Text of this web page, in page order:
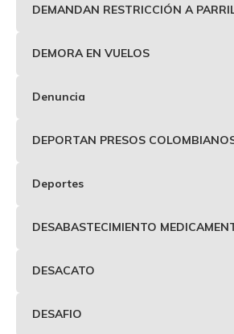
DEMANDAN RESTRICCIÓN A
DEMORA EN VUELOS
Denuncia
DEPORTAN PRESOS
Deportes
DESABASTECIMIENTO
DESACATO
DESAFIO